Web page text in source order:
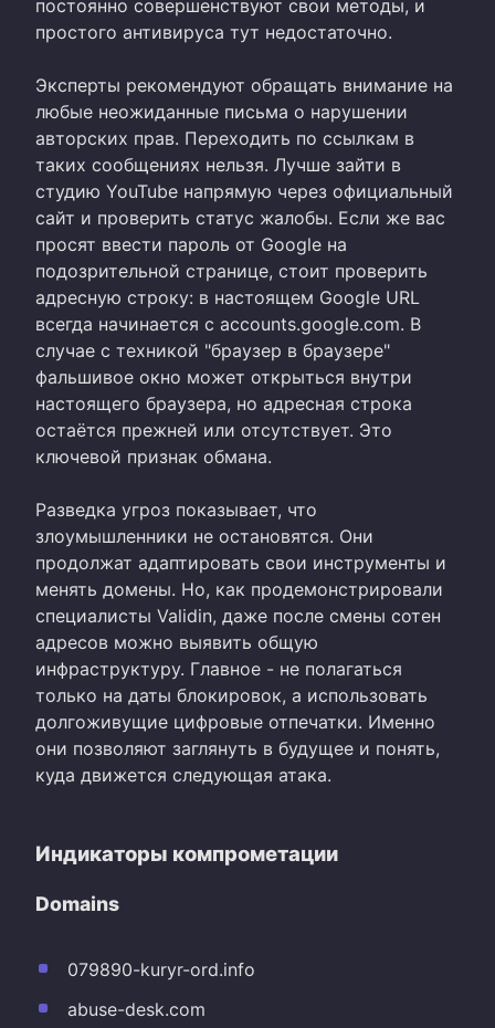
постоянно совершенствуют свои методы, и
простого антивируса тут недостаточно.
Эксперты рекомендуют обращать внимание на
любые неожиданные письма о нарушении
авторских прав. Переходить по ссылкам в
таких сообщениях нельзя. Лучше зайти в
студию YouTube напрямую через официальный
сайт и проверить статус жалобы. Если же вас
просят ввести пароль от Google на
подозрительной странице, стоит проверить
адресную строку: в настоящем Google URL
всегда начинается с accounts.google.com. В
случае с техникой "браузер в браузере"
фальшивое окно может открыться внутри
настоящего браузера, но адресная строка
остаётся прежней или отсутствует. Это
ключевой признак обмана.
Разведка угроз показывает, что
злоумышленники не остановятся. Они
продолжат адаптировать свои инструменты и
менять домены. Но, как продемонстрировали
специалисты Validin, даже после смены сотен
адресов можно выявить общую
инфраструктуру. Главное - не полагаться
только на даты блокировок, а использовать
долгоживущие цифровые отпечатки. Именно
они позволяют заглянуть в будущее и понять,
куда движется следующая атака.
Индикаторы компрометации
Domains
079890-kuryr-ord.info
abuse-desk.com